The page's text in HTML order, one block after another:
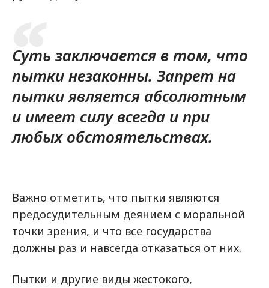
Суть заключается в том, что
пытки незаконны. Запрет на
пытки является абсолютным
и имеет силу всегда и при
любых обстоятельствах.
Важно отметить, что пытки являются
предосудительным деянием с моральной
точки зрения, и что все государства
должны раз и навсегда отказаться от них.
Пытки и другие виды жестокого,